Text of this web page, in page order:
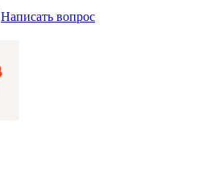
Написать вопрос